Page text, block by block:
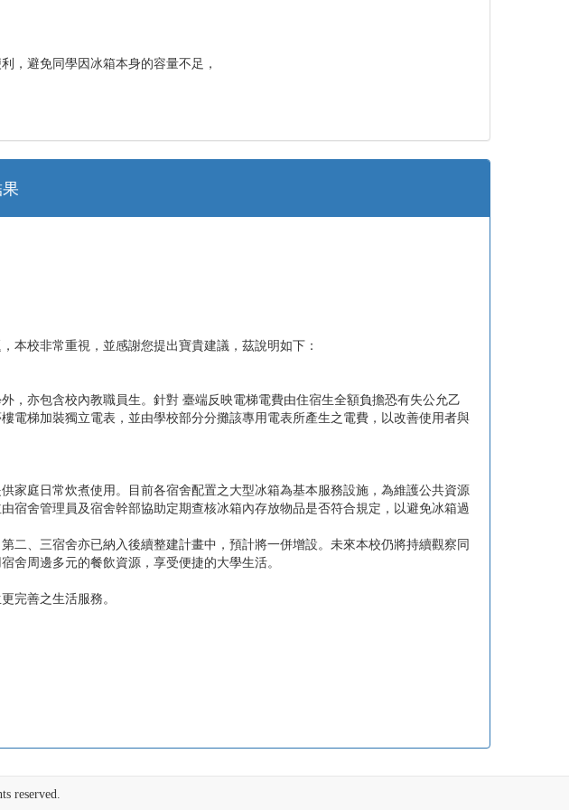
，避免同學因冰箱本身的容量不足，
本校非常重視，並感謝您提出寶貴建議，茲說明如下：
，亦包含校內教職員生。針對 臺端反映電梯電費由住宿生全額負擔恐有失公允乙
電梯加裝獨立電表，並由學校部分分攤該專用電表所產生之電費，以改善使用者與
家庭日常炊煮使用。目前各宿舍配置之大型冰箱為基本服務設施，為維護公共資源
宿舍管理員及宿舍幹部協助定期查核冰箱內存放物品是否符合規定，以避免冰箱過
、三宿舍亦已納入後續整建計畫中，預計將一併增設。未來本校仍將持續觀察同
舍周邊多元的餐飲資源，享受便捷的大學生活。
完善之生活服務。
reserved.